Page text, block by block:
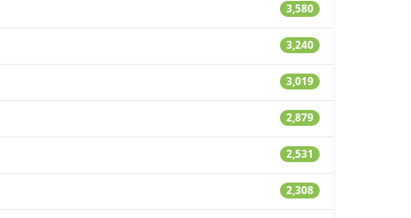
3,580
3,240
3,019
2,879
2,531
2,308